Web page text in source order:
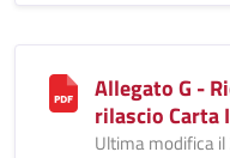
Allegato G -
rilascio Carta
Ultima modifica